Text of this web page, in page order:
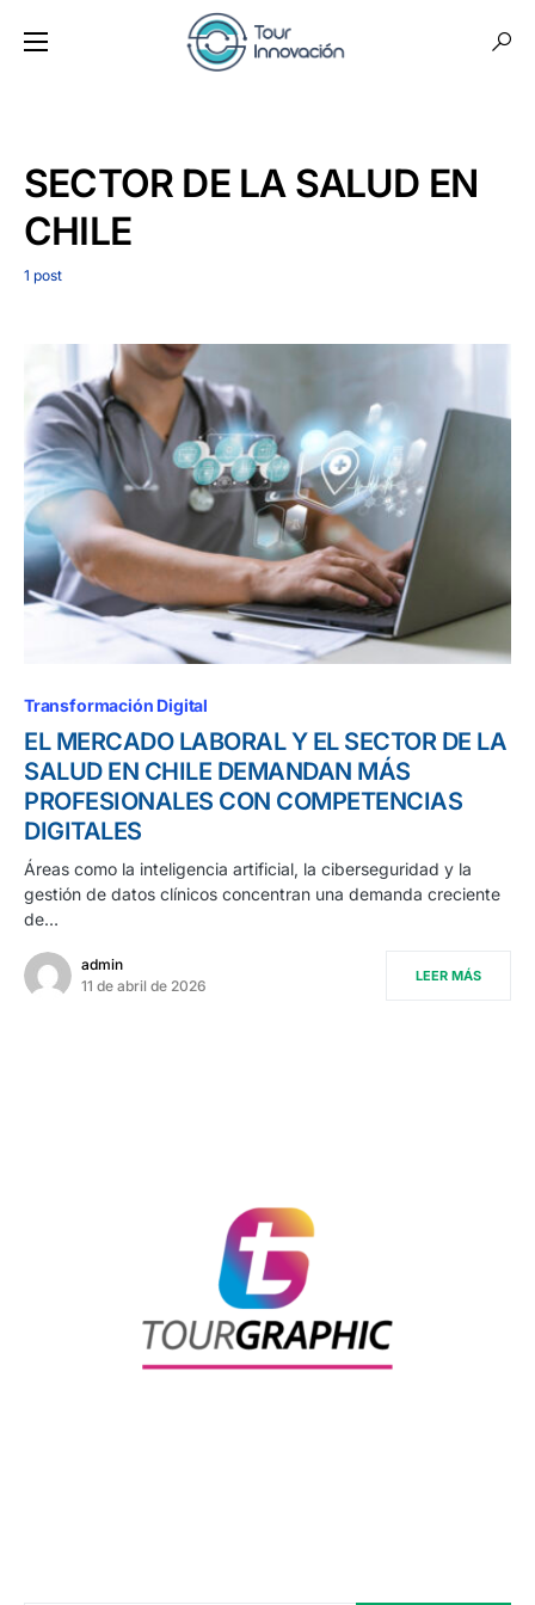
SECTOR DE LA SALUD EN
CHILE
1 post
Transformación Digital
EL MERCADO LABORAL Y EL SECTOR DE LA
SALUD EN CHILE DEMANDAN MÁS
PROFESIONALES CON COMPETENCIAS
DIGITALES
Áreas como la inteligencia artificial, la ciberseguridad y la
gestión de datos clínicos concentran una demanda creciente
de…
admin
11 de abril de 2026
LEER MÁS